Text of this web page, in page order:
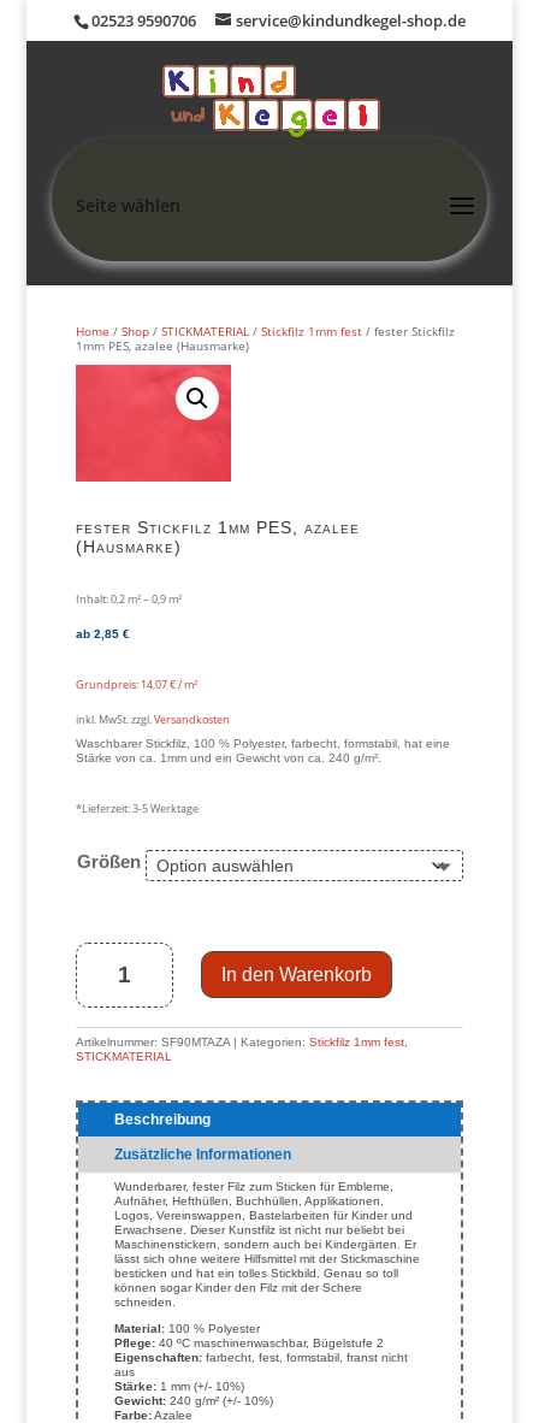
02523 9590706 service@kindundkegel-shop.de
Seite wählen
Home / Shop/ STICKMATERIAL/ Stickfilz 1mm fest/ fester Stickfilz
1mm PES, azalee (Hausmarke)
fester Stickfilz 1mm PES, azalee
(Hausmarke)
Inhalt: 0,2m²– 0,9m²
ab 2,85 €
Grundpreis: 14,07€/m²
inkl. MwSt.zzgl.Versandkosten
Waschbarer Stickfilz, 100 % Polyester, farbecht, formstabil, hat eine
Stärke von ca. 1mm und ein Gewicht von ca. 240 g/m².
*Lieferzeit:3-5 Werktage
Größen
fester
Stickfilz
1mm
PES,
azalee
(Hausmarke)
Menge In den Warenkorb
Artikelnummer: SF90MTAZA Kategorien: Stickfilz 1mm fest,
STICKMATERIAL
Beschreibung
Zusätzliche Informationen
Wunderbarer, fester Filz zum Sticken für Embleme,
Aufnäher, Hefthüllen, Buchhüllen, Applikationen,
Logos, Vereinswappen, Bastelarbeiten für Kinder und
Erwachsene. Dieser Kunstfilz ist nicht nur beliebt bei
Maschinenstickern, sondern auch bei Kindergärten. Er
lässt sich ohne weitere Hilfsmittel mit der Stickmaschine
besticken und hat ein tolles Stickbild. Genau so toll
können sogar Kinder den Filz mit der Schere
schneiden.
Material:100 % Polyester
Pflege:40 ºC maschinenwaschbar, Bügelstufe 2
Eigenschaften:farbecht, fest, formstabil, franst nicht
aus
Stärke:1 mm (+/- 10%)
Gewicht:240 g/m² (+/- 10%)
Farbe:Azalee